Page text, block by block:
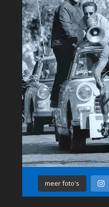
meer foto's